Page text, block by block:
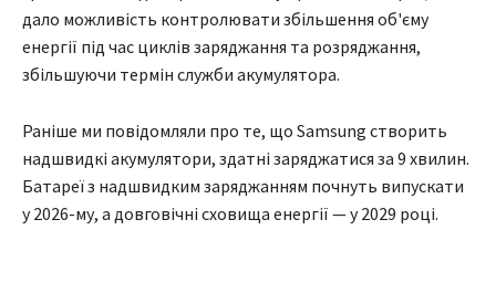
дало можливість контролювати збільшення об'єму
енергії під час циклів заряджання та розряджання,
збільшуючи термін служби акумулятора.
Раніше ми повідомляли про те, що Samsung створить
надшвидкі акумулятори, здатні заряджатися за 9 хвилин.
Батареї з надшвидким заряджанням почнуть випускати
у 2026-му, а довговічні сховища енергії — у 2029 році.